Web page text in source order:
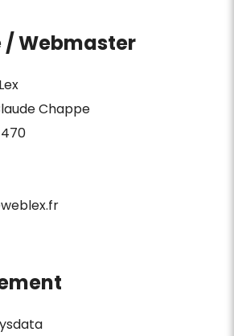
/ Webmaster
Chappe